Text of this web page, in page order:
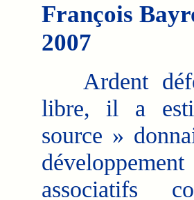
François
2007
Ardent
libre, il a
source »
associatifs